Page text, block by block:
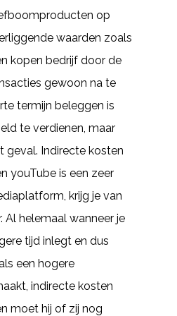
op
waarden zoals
kopen bedrijf door de
gewoon na te
termijn beleggen is
te verdienen, maar
geval. Indirecte kosten
youTube is een zeer
krijg je van
Al helemaal wanneer je
tijd inlegt en dus
een hogere
indirecte kosten
moet hij of zij nog